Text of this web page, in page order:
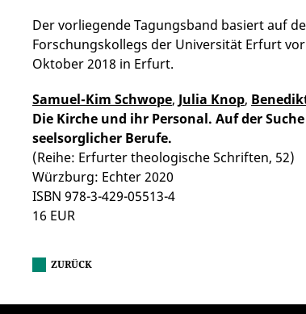
Der vorliegende Tagungsband basiert auf
Forschungskollegs der Universität Erfurt
Oktober 2018 in Erfurt.
Samuel-Kim Schwope, Julia Knop,
Die Kirche und ihr Personal. Auf der
seelsorglicher Berufe.
(Reihe: Erfurter theologische Schriften, 52)
Würzburg: Echter 2020
ISBN 978-3-429-05513-4
16 EUR
ZURÜCK